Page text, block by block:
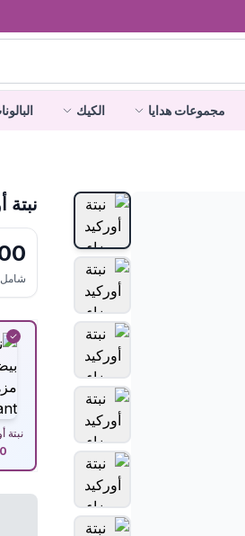
مجموعات هدايا الكيك
شامل
نبتة